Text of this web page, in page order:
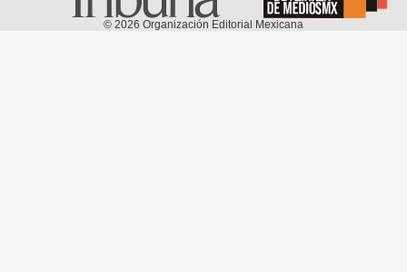
© 2026 Organización Editorial Mexicana